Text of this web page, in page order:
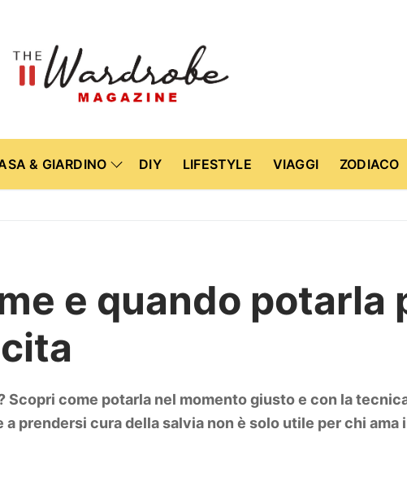
& GIARDINO DIY LIFESTYLE VIAGGI ZODIACO
e quando potarla
Scopri come potarla nel momento giusto e con la
prendersi cura della salvia non è solo utile per chi ama